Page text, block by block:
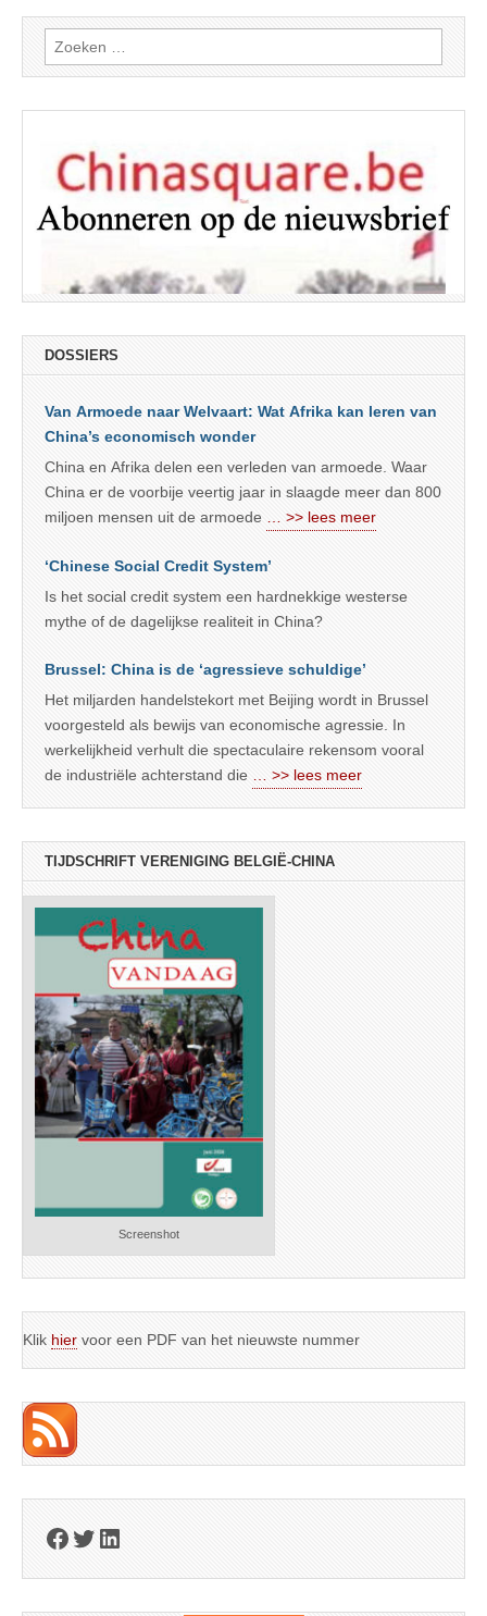
Zoeken
naar:
DOSSIERS
Van Armoede naar Welvaart: Wat Afrika kan leren van
China’s economisch wonder
China en Afrika delen een verleden van armoede. Waar
China er de voorbije veertig jaar in slaagde meer dan 800
miljoen mensen uit de armoede
… >> lees meer
‘Chinese Social Credit System’
Is het social credit system een hardnekkige westerse
mythe of de dagelijkse realiteit in China?
Brussel: China is de ‘agressieve schuldige’
Het miljarden handelstekort met Beijing wordt in Brussel
voorgesteld als bewijs van economische agressie. In
werkelijkheid verhult die spectaculaire rekensom vooral
de industriële achterstand die
… >> lees meer
TIJDSCHRIFT VERENIGING BELGIË-CHINA
Screenshot
Klik hier voor een PDF van het nieuwste nummer
Facebook
Twitter
LinkedIn